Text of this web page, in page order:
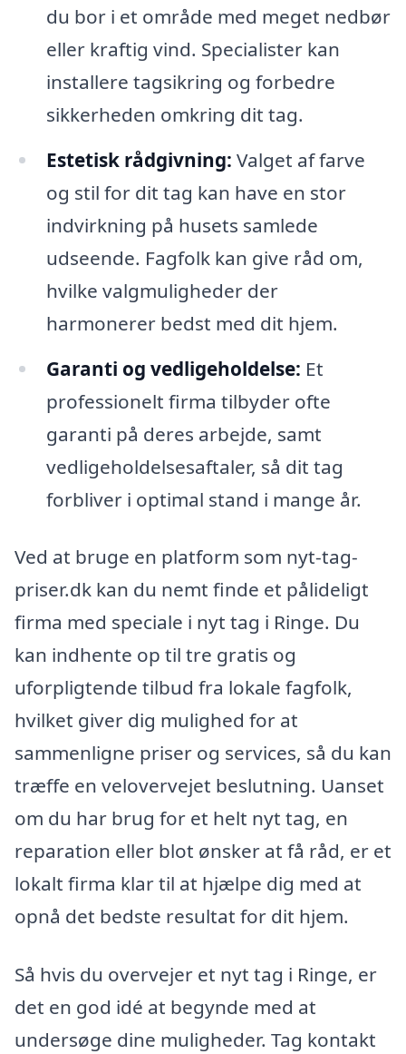
du bor i et område med meget nedbør
eller kraftig vind. Specialister kan
installere tagsikring og forbedre
sikkerheden omkring dit tag.
Estetisk rådgivning: Valget af farve
og stil for dit tag kan have en stor
indvirkning på husets samlede
udseende. Fagfolk kan give råd om,
hvilke valgmuligheder der
harmonerer bedst med dit hjem.
Garanti og vedligeholdelse: Et
professionelt firma tilbyder ofte
garanti på deres arbejde, samt
vedligeholdelsesaftaler, så dit tag
forbliver i optimal stand i mange år.
Ved at bruge en platform som nyt-tag-
priser.dk kan du nemt finde et pålideligt
firma med speciale i nyt tag i Ringe. Du
kan indhente op til tre gratis og
uforpligtende tilbud fra lokale fagfolk,
hvilket giver dig mulighed for at
sammenligne priser og services, så du kan
træffe en velovervejet beslutning. Uanset
om du har brug for et helt nyt tag, en
reparation eller blot ønsker at få råd, er et
lokalt firma klar til at hjælpe dig med at
opnå det bedste resultat for dit hjem.
Så hvis du overvejer et nyt tag i Ringe, er
det en god idé at begynde med at
undersøge dine muligheder. Tag kontakt